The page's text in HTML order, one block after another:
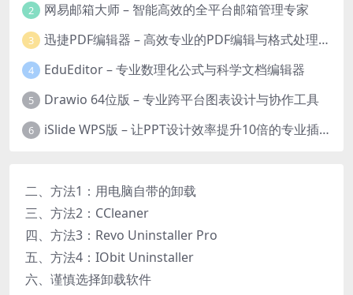
2 网易邮箱大师 – 智能高效的全平台邮箱管理专家
3 迅捷PDF编辑器 – 高效专业的PDF编辑与格式处理工具
4 EduEditor – 专业数理化公式与科学文档编辑器
5 Drawio 64位版 – 专业跨平台图表设计与协作工具
6 iSlide WPS版 – 让PPT设计效率提升10倍的专业插件
二、方法1：用电脑自带的卸载
三、方法2：CCleaner
四、方法3：Revo Uninstaller Pro
五、方法4：IObit Uninstaller
六、谨慎选择卸载软件